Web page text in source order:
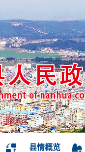
县情概览